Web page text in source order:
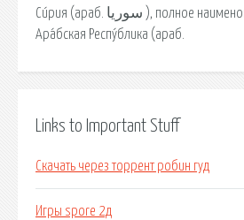
Си́рия (араб. سوريا ‎), полное наименование — Сири́йская
Ара́бская Респу́блика (араб.
Links to Important Stuff
Скачать через торрент робин гуд
Игры spore 2д